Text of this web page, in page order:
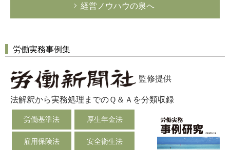
経営ノウハウの泉へ
労働実務事例集
監修提供
法解釈から実務処理までのＱ＆Ａを分類収録
労働基準法 厚生年金法
雇用保険法 安全衛生法